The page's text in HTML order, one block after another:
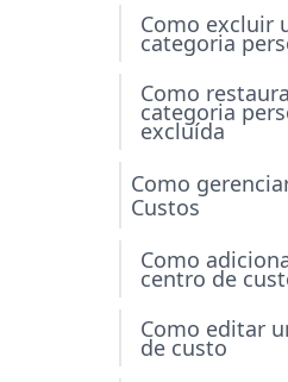
Como excluir
categoria
Como
categoria
excluída
Como
Custos
Como
centro de
Como editar
de custo